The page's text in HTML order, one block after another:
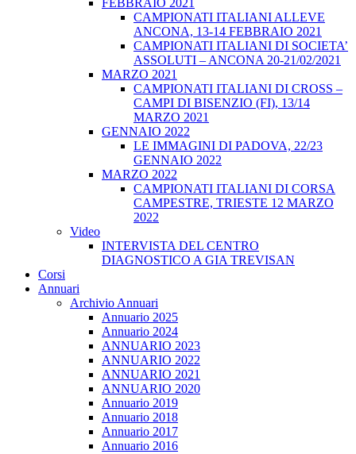
FEBBRAIO 2021
CAMPIONATI ITALIANI ALLEVE
ANCONA, 13-14 FEBBRAIO 2021
CAMPIONATI ITALIANI DI SOCIETA’
ASSOLUTI – ANCONA 20-21/02/2021
MARZO 2021
CAMPIONATI ITALIANI DI CROSS –
CAMPI DI BISENZIO (FI), 13/14
MARZO 2021
GENNAIO 2022
LE IMMAGINI DI PADOVA, 22/23
GENNAIO 2022
MARZO 2022
CAMPIONATI ITALIANI DI CORSA
CAMPESTRE, TRIESTE 12 MARZO
2022
Video
INTERVISTA DEL CENTRO
DIAGNOSTICO A GIA TREVISAN
Corsi
Annuari
Archivio Annuari
Annuario 2025
Annuario 2024
ANNUARIO 2023
ANNUARIO 2022
ANNUARIO 2021
ANNUARIO 2020
Annuario 2019
Annuario 2018
Annuario 2017
Annuario 2016